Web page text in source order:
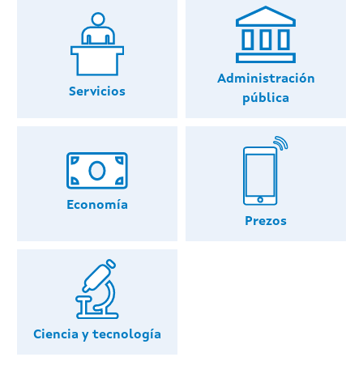
Servicios
Administración
pública
Economía
Prezos
Ciencia y tecnología